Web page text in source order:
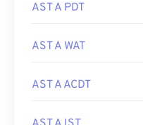
AST A PDT
AST A WAT
AST A ACDT